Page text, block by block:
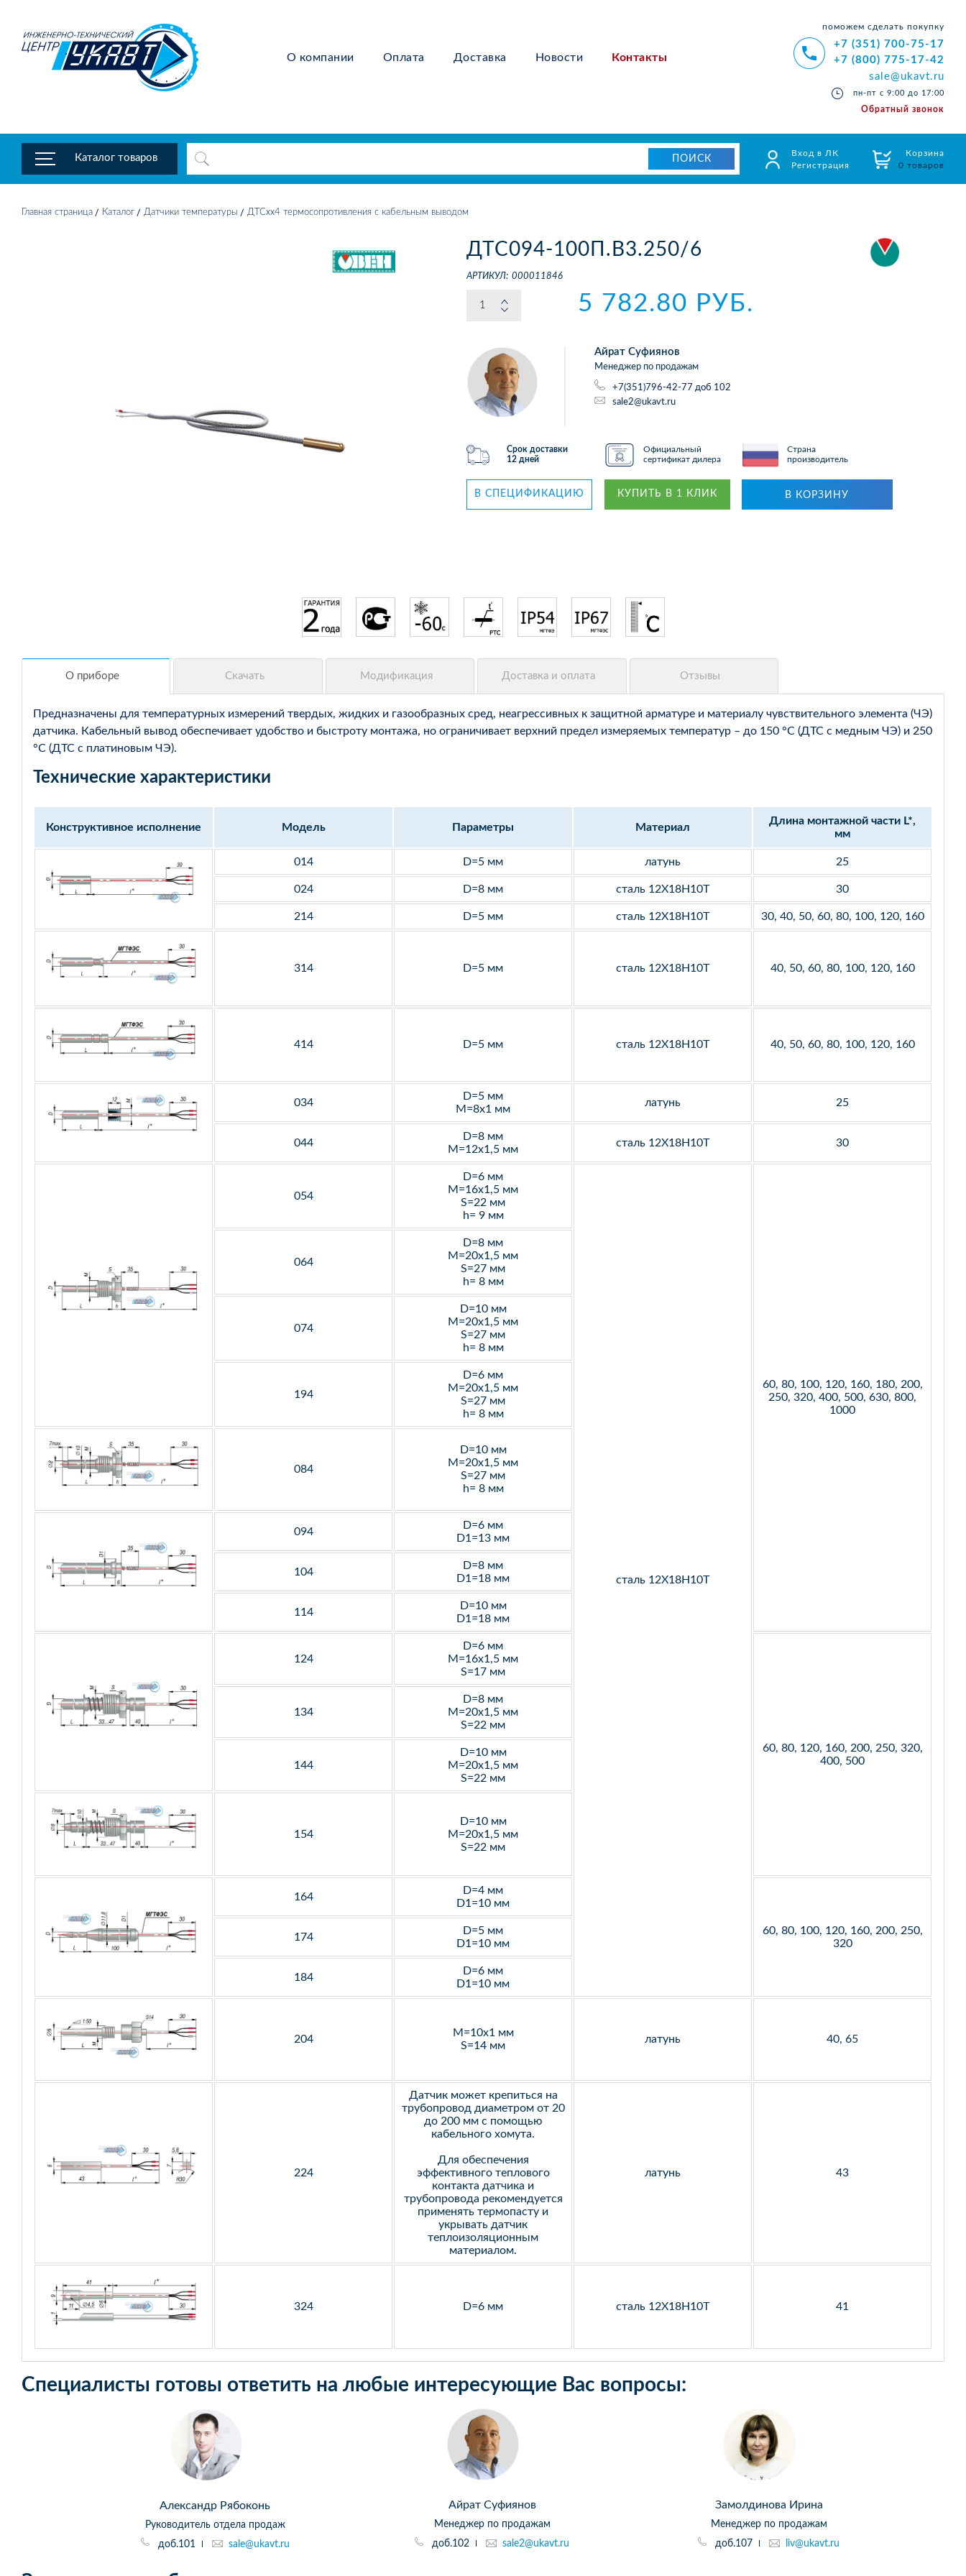
О компании Оплата Доставка Новости Контакты
поможем сделать покупку
+7 (351) 700-75-17
+7 (800) 775-17-42
sale@ukavt.ru
пн-пт с 9:00 до 17:00
Обратный звонок
Каталог товаров
Вход в ЛК
Регистрация
Корзина
0 товаров
Главная страница Каталог Датчики температуры ДТСхх4 термосопротивления с кабельным выводом
ДТС094-100П.В3.250/6
АРТИКУЛ: 000011846
5 782.80 РУБ.
Айрат Суфиянов
Менеджер по продажам
+7(351)796-42-77 доб 102
sale2@ukavt.ru
Срок доставки
12 дней
Официальный
сертификат дилера
Страна
производитель
В СПЕЦИФИКАЦИЮ КУПИТЬ В 1 КЛИК В КОРЗИНУ
Предназначены для температурных измерений твердых, жидких и газообразных сред, неагрессивных к защитной арматуре и материалу чувствительного элемента (ЧЭ)
датчика. Кабельный вывод обеспечивает удобство и быстроту монтажа, но ограничивает верхний предел измеряемых температур – до 150 °С (ДТС с медным ЧЭ) и 250
°С (ДТС с платиновым ЧЭ).
Технические характеристики
Конструктивное исполнение Модель Параметры Материал
Длина монтажной части L*,
мм
014 D=5 мм латунь 25
024 D=8 мм сталь 12Х18Н10Т 30
214 D=5 мм сталь 12Х18Н10Т 30, 40, 50, 60, 80, 100, 120, 160
314 D=5 мм сталь 12Х18Н10Т 40, 50, 60, 80, 100, 120, 160
414 D=5 мм сталь 12Х18Н10Т 40, 50, 60, 80, 100, 120, 160
034
D=5 мм
M=8х1 мм
латунь 25
044
D=8 мм
M=12х1,5 мм
сталь 12Х18Н10Т 30
054
D=6 мм
M=16х1,5 мм
S=22 мм
h= 9 мм
сталь 12Х18Н10Т
60, 80, 100, 120, 160, 180, 200,
250, 320, 400, 500, 630, 800,
1000
064
D=8 мм
M=20х1,5 мм
S=27 мм
h= 8 мм
074
D=10 мм
M=20х1,5 мм
S=27 мм
h= 8 мм
194
D=6 мм
M=20х1,5 мм
S=27 мм
h= 8 мм
084
D=10 мм
M=20х1,5 мм
S=27 мм
h= 8 мм
094
D=6 мм
D1=13 мм
104
D=8 мм
D1=18 мм
114
D=10 мм
D1=18 мм
124
D=6 мм
M=16х1,5 мм
S=17 мм
60, 80, 120, 160, 200, 250, 320,
400, 500
134
D=8 мм
M=20х1,5 мм
S=22 мм
144
D=10 мм
M=20х1,5 мм
S=22 мм
154
D=10 мм
M=20х1,5 мм
S=22 мм
164
D=4 мм
D1=10 мм
60, 80, 100, 120, 160, 200, 250,
320
174
D=5 мм
D1=10 мм
184
D=6 мм
D1=10 мм
204
M=10х1 мм
S=14 мм
латунь 40, 65
224
Датчик может крепиться на
трубопровод диаметром от 20
до 200 мм с помощью
кабельного хомута.
Для обеспечения
эффективного теплового
контакта датчика и
трубопровода рекомендуется
применять термопасту и
укрывать датчик
теплоизоляционным
материалом.
латунь 43
324 D=6 мм сталь 12Х18Н10Т 41
Специалисты готовы ответить на любые интересующие Вас вопросы:
Александр Рябоконь
Руководитель отдела продаж
доб.101
sale@ukavt.ru
Айрат Суфиянов
Менеджер по продажам
доб.102
sale2@ukavt.ru
Замолдинова Ирина
Менеджер по продажам
доб.107
liv@ukavt.ru